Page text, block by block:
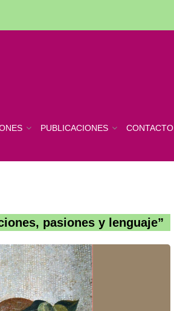
PUBLICACIONES CONTACTO
pasiones y lenguaje”